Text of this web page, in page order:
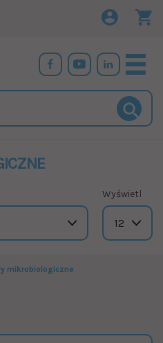
Wyświetl
mikrobiologiczne